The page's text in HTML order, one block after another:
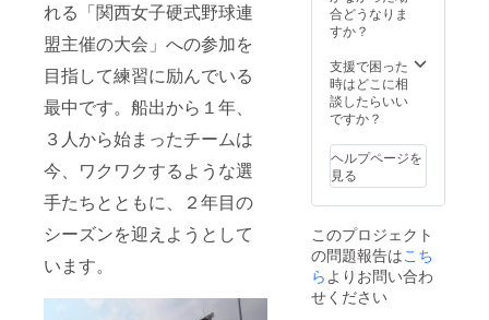
れる「関西女子硬式野球連
盟主催の大会」への参加を
目指して練習に励んでいる
最中です。船出から１年、
３人から始まったチームは
今、ワクワクするような選
手たちとともに、２年目の
シーズンを迎えようとして
います。
返金・
キャン
交換
は、対
応いた
しかね
で、何
卒ご了
グ限定
チーム
からの
メッ
セージ
は印刷
になり
デザイ
ン、サ
イズは
変更に
なる場
合がご
ざいま
い
字以
内）
希望し
合は
しな
い」と
記載く
ださい
※お
名前が
公序良
（希望
・支
援者の
お名前
で
の文字
の横断
幕を作
成
の大き
さは支
援額に
応じる
途ご相
◎チー
ム横断
幕への
支援者
前入れ
（希望
者の
み）
援者の
お名前
で
「挑」
の文字
XO）
・素
リエス
テル
100％
※デ
ン：前
面＋左
右袖
※お
番号入
れはで
きませ
ん ◎
チーム
合どうなりま
すか？
支援で困った
時はどこに相
談したらいい
ですか？
ヘルプページを
見る
このプロジェクト
の問題報告はこち
ら よりお問い合わ
せください